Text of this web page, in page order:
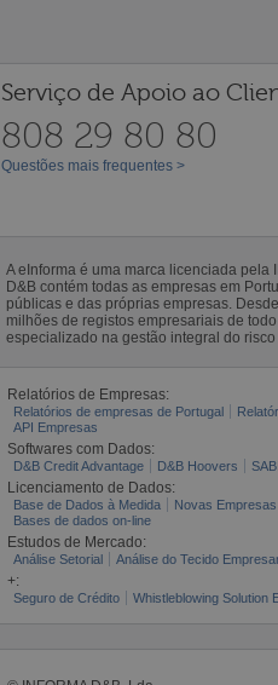
Serviço de Apoio ao
808 29 80 80
Questões mais frequentes >
A eInforma é uma marca licenciada pela
D&B contém todas as empresas em
públicas e das próprias empresas.
milhões de registos empresariais de
especializado na gestão integral do risco
Relatórios de Empresas:
Relatórios de empresas de Portugal
API Empresas
Softwares com Dados:
D&B Credit Advantage D&B Hoovers
Licenciamento de Dados:
Base de Dados à Medida Novas Empresas
Bases de dados on-line
Estudos de Mercado:
Análise Setorial Análise do Tecido
+:
Seguro de Crédito Whistleblowing Solution